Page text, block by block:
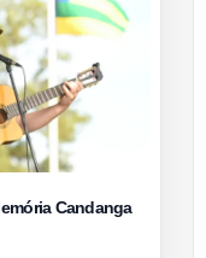
Candanga